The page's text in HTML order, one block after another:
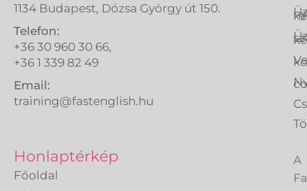
1134 Budapest, Dózsa György út 150.
Telefon:
+36 30 960 30 66,
+36 1 339 82 49
Email:
training@fastenglish.hu
Honlaptérkép
Főoldal